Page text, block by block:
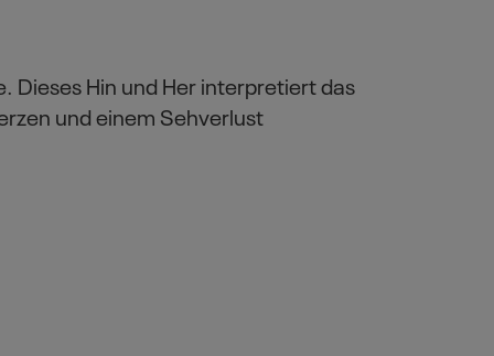
Dieses Hin und Her interpretiert das
und einem Sehverlust